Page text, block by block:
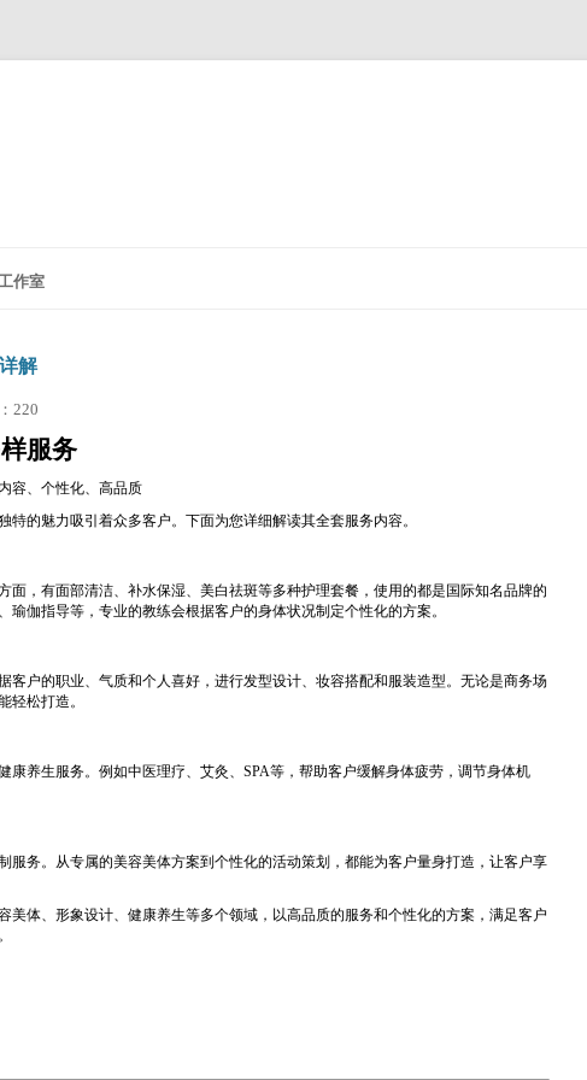
作室
解
220
服务
容、个性化、高品质
的魅力吸引着众多客户。下面为您详细解读其全套服务内容。
面，有面部清洁、补水保湿、美白祛斑等多种护理套餐，使用的都是国际知名品牌的
伽指导等，专业的教练会根据客户的身体状况制定个性化的方案。
客户的职业、气质和个人喜好，进行发型设计、妆容搭配和服装造型。无论是商务场
轻松打造。
康养生服务。例如中医理疗、艾灸、SPA等，帮助客户缓解身体疲劳，调节身体机
服务。从专属的美容美体方案到个性化的活动策划，都能为客户量身打造，让客户享
美体、形象设计、健康养生等多个领域，以高品质的服务和个性化的方案，满足客户